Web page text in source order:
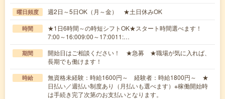
曜日頻度 週2日～5日OK（月～金） ★土日休みOK
時間
★1日6時間～の時短シフトOK★スタート時間選べます！
7:00～16:009:00～17:0011:…
期間
開始日はご相談ください！ ★急募 ★職場が気に入れば、
長期でも働けます！
時給
無資格未経験：時給1600円～ 経験者：時給1800円～ ★
日払い／週払い制度あり（月払いも選べます）※稼働開始時
は手続き完了次第のお支払いとなります。